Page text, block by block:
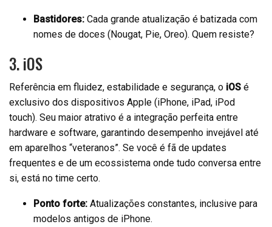
Bastidores: Cada grande atualização é batizada com
nomes de doces (Nougat, Pie, Oreo). Quem resiste?
3. iOS
Referência em fluidez, estabilidade e segurança, o iOS é
exclusivo dos dispositivos Apple (iPhone, iPad, iPod
touch). Seu maior atrativo é a integração perfeita entre
hardware e software, garantindo desempenho invejável até
em aparelhos “veteranos”. Se você é fã de updates
frequentes e de um ecossistema onde tudo conversa entre
si, está no time certo.
Ponto forte: Atualizações constantes, inclusive para
modelos antigos de iPhone.